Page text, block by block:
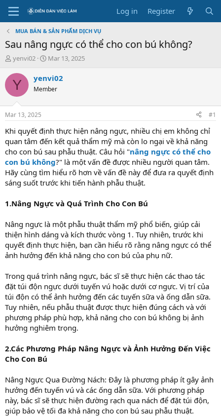
Log in Register
MUA BÁN & SẢN PHẨM DỊCH VỤ
Sau nâng ngực có thể cho con bú không?
T
r
e
d
t
a
t
e
r
yenvi02
S
a
r
t
t
e
Mar 13, 2025
Y yenvi02
Member
Mar 13, 2025 #1
Khi quyết định thực hiện nâng ngực, nhiều chị em không chỉ
quan tâm đến kết quả thẩm mỹ mà còn lo ngại về khả năng
cho con bú sau phẫu thuật. Câu hỏi "nâng ngực có thể cho
con bú không?" là một vấn đề được nhiều người quan tâm.
Hãy cùng tìm hiểu rõ hơn về vấn đề này để đưa ra quyết định
sáng suốt trước khi tiến hành phẫu thuật.
1.Nâng Ngực và Quá Trình Cho Con Bú
Nâng ngực là một phẫu thuật thẩm mỹ phổ biến, giúp cải
thiện hình dáng và kích thước vòng 1. Tuy nhiên, trước khi
quyết định thực hiện, bạn cần hiểu rõ rằng nâng ngực có thể
ảnh hưởng đến khả năng cho con bú của phụ nữ.
Trong quá trình nâng ngực, bác sĩ sẽ thực hiện các thao tác
đặt túi độn ngực dưới tuyến vú hoặc dưới cơ ngực. Vị trí của
túi độn có thể ảnh hưởng đến các tuyến sữa và ống dẫn sữa.
Tuy nhiên, nếu phẫu thuật được thực hiện đúng cách và với
phương pháp phù hợp, khả năng cho con bú không bị ảnh
hưởng nghiêm trọng.
2.Các Phương Pháp Nâng Ngực và Ảnh Hưởng Đến Việc
Cho Con Bú
Nâng Ngực Qua Đường Nách: Đây là phương pháp ít gây ảnh
hưởng đến tuyến vú và các ống dẫn sữa. Với phương pháp
này, bác sĩ sẽ thực hiện đường rạch qua nách để đặt túi độn,
giúp bảo vệ tối đa khả năng cho con bú sau phẫu thuật.